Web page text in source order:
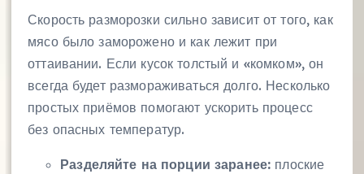
Скорость разморозки сильно зависит от того, как
мясо было заморожено и как лежит при
оттаивании. Если кусок толстый и «комком», он
всегда будет размораживаться долго. Несколько
простых приёмов помогают ускорить процесс
без опасных температур.
Разделяйте на порции заранее: плоские